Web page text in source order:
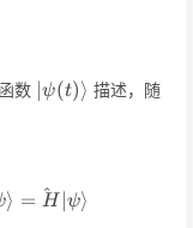
数 ∣ψ(t)⟩ 描述，随
⟩ = H
^ ψ⟩